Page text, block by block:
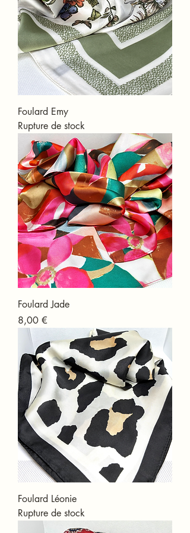
Foulard Emy
Rupture de stock
Foulard Jade
Prix
8,00 €
Foulard Léonie
Rupture de stock